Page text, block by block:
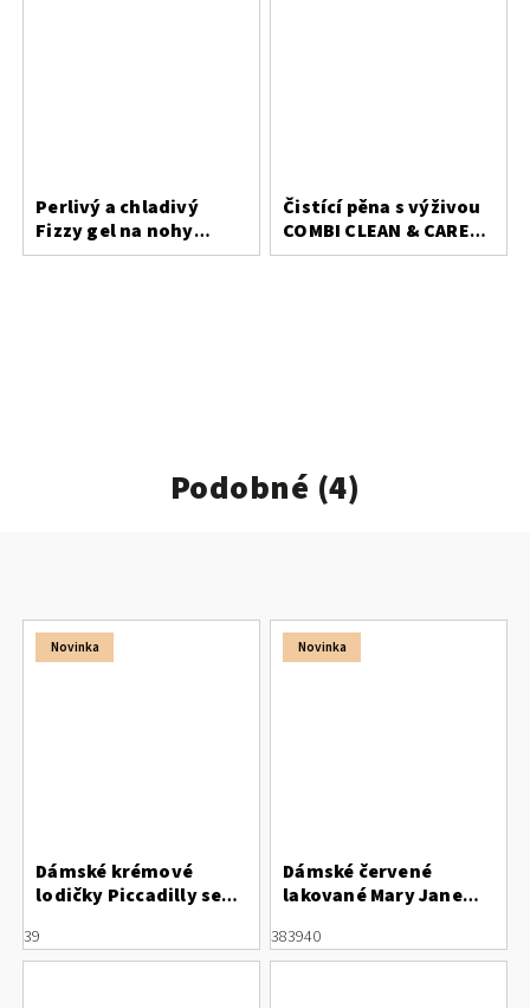
Perlivý a chladivý
Fizzy gel na nohy
Saicara
Čistící pěna s výživou
COMBI CLEAN & CARE
200 ml
Podobné (4)
Novinka
Dámské krémové
lodičky Piccadilly se
6
39
Novinka
Dámské červené
lakované Mary Jane
stříbrnou špičkou
Letizia
383940